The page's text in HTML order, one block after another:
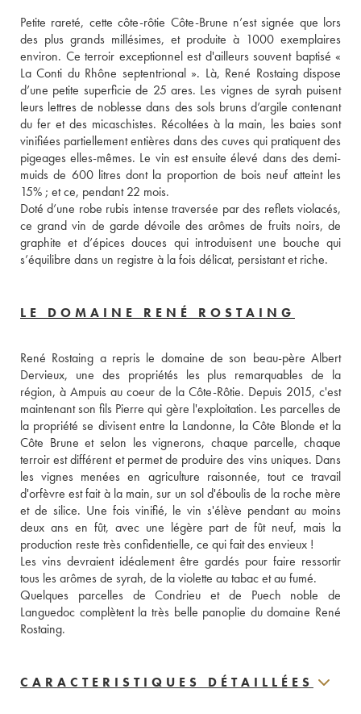
Petite rareté, cette côte-rôtie Côte-Brune n’est signée que lors
des plus grands millésimes, et produite à 1000 exemplaires
environ. Ce terroir exceptionnel est d'ailleurs souvent baptisé «
La Conti du Rhône septentrional ». Là, René Rostaing dispose
d’une petite superficie de 25 ares. Les vignes de syrah puisent
leurs lettres de noblesse dans des sols bruns d’argile contenant
du fer et des micaschistes. Récoltées à la main, les baies sont
vinifiées partiellement entières dans des cuves qui pratiquent des
pigeages elles-mêmes. Le vin est ensuite élevé dans des demi-
muids de 600 litres dont la proportion de bois neuf atteint les
15% ; et ce, pendant 22 mois.
Doté d’une robe rubis intense traversée par des reflets violacés,
ce grand vin de garde dévoile des arômes de fruits noirs, de
graphite et d’épices douces qui introduisent une bouche qui
LE DOMAINE RENÉ ROSTAING
René Rostaing a repris le domaine de son beau-père Albert
Dervieux, une des propriétés les plus remarquables de la
région, à Ampuis au coeur de la Côte-Rôtie. Depuis 2015, c'est
maintenant son fils Pierre qui gère l'exploitation. Les parcelles de
la propriété se divisent entre la Landonne, la Côte Blonde et la
Côte Brune et selon les vignerons, chaque parcelle, chaque
terroir est différent et permet de produire des vins uniques. Dans
les vignes menées en agriculture raisonnée, tout ce travail
d'orfèvre est fait à la main, sur un sol d'éboulis de la roche mère
et de silice. Une fois vinifié, le vin s'élève pendant au moins
deux ans en fût, avec une légère part de fût neuf, mais la
production reste très confidentielle, ce qui fait des envieux !
Les vins devraient idéalement être gardés pour faire ressortir
tous les arômes de syrah, de la violette au tabac et au fumé.
Quelques parcelles de Condrieu et de Puech noble de
Languedoc complètent la très belle panoplie du domaine René
Rostaing.
CARACTERISTIQUES DÉTAILLÉES